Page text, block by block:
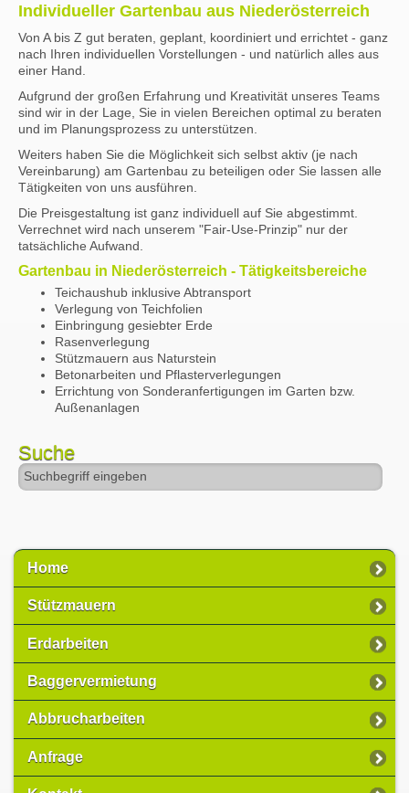
Individueller Gartenbau aus Niederösterreich
Von A bis Z gut beraten, geplant, koordiniert und errichtet - ganz
nach Ihren individuellen Vorstellungen - und natürlich alles aus
einer Hand.
Aufgrund der großen Erfahrung und Kreativität unseres Teams
sind wir in der Lage, Sie in vielen Bereichen optimal zu beraten
und im Planungsprozess zu unterstützen.
Weiters haben Sie die Möglichkeit sich selbst aktiv (je nach
Vereinbarung) am Gartenbau zu beteiligen oder Sie lassen alle
Tätigkeiten von uns ausführen.
Die Preisgestaltung ist ganz individuell auf Sie abgestimmt.
Verrechnet wird nach unserem "Fair-Use-Prinzip" nur der
tatsächliche Aufwand.
Gartenbau in Niederösterreich - Tätigkeitsbereiche
Teichaushub inklusive Abtransport
Verlegung von Teichfolien
Einbringung gesiebter Erde
Rasenverlegung
Stützmauern aus Naturstein
Betonarbeiten und Pflasterverlegungen
Errichtung von Sonderanfertigungen im Garten bzw.
Außenanlagen
Suche
Home
Stützmauern
Erdarbeiten
Baggervermietung
Abbrucharbeiten
Anfrage